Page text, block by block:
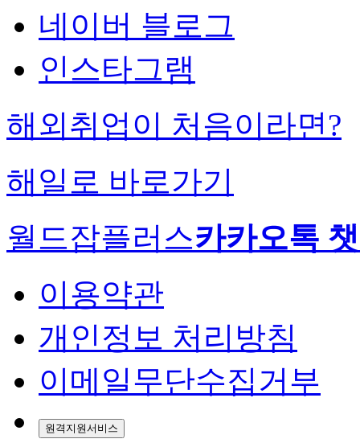
네이버 블로그
인스타그램
해외취업이 처음이라면?
해일로 바로가기
월드잡플러스카카오톡
이용약관
개인정보 처리방침
이메일무단수집거부
원격지원서비스